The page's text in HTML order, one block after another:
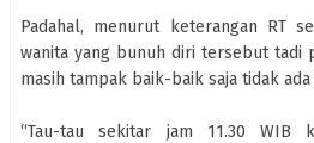
Padahal, menurut keterangan RT
wanita yang bunuh diri tersebut tadi
masih tampak baik-baik saja tidak
“Tau-tau sekitar jam 11.30 WIB